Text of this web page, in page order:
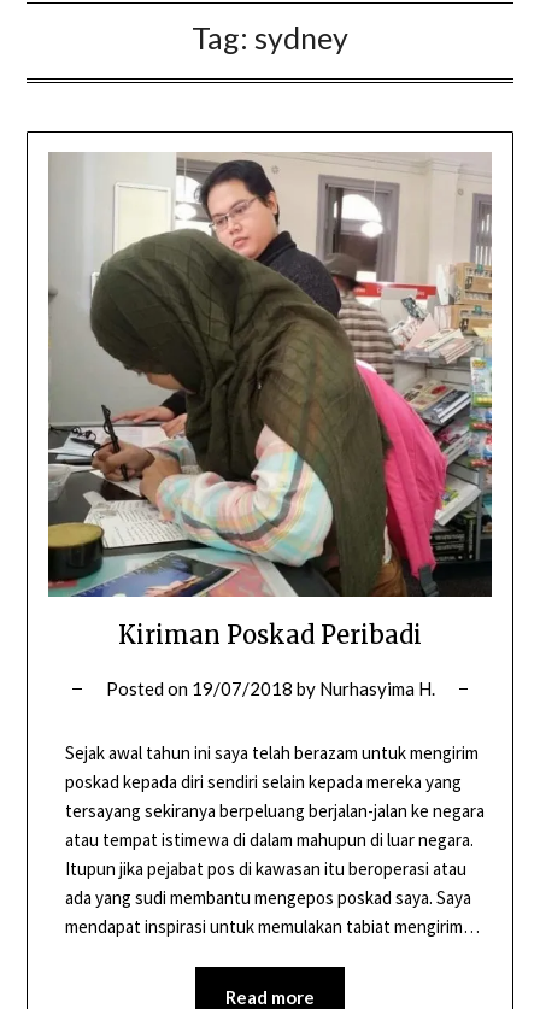
Tag: sydney
Kiriman Poskad Peribadi
Posted on 19/07/2018 by Nurhasyima H.
Sejak awal tahun ini saya telah berazam untuk mengirim
poskad kepada diri sendiri selain kepada mereka yang
tersayang sekiranya berpeluang berjalan-jalan ke negara
atau tempat istimewa di dalam mahupun di luar negara.
Itupun jika pejabat pos di kawasan itu beroperasi atau
ada yang sudi membantu mengepos poskad saya. Saya
mendapat inspirasi untuk memulakan tabiat mengirim…
Read more